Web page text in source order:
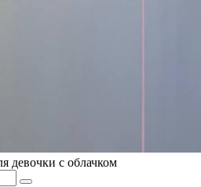
девочки с облачком